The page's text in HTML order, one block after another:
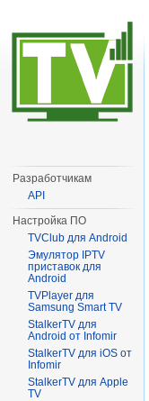
Разработчикам
API
Настройка ПО
TVClub для Android
Эмулятор IPTV
приставок для
Android
TVPlayer для
Samsung Smart TV
StalkerTV для
Android от Infomir
StalkerTV для iOS от
Infomir
StalkerTV для Apple
TV